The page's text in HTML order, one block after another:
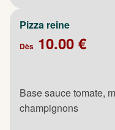
Pizza reine
Dès 10.00 €
Base sauce tomate,
champignons